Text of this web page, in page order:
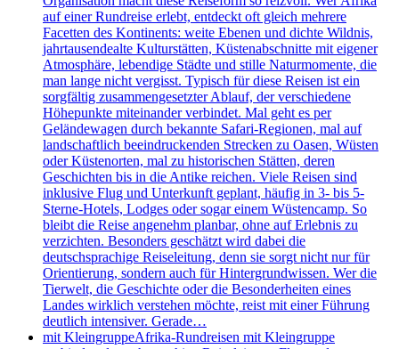
auf einer Rundreise erlebt, entdeckt oft gleich mehrere
Facetten des Kontinents: weite Ebenen und dichte Wildnis,
jahrtausendealte Kulturstätten, Küstenabschnitte mit eigener
Atmosphäre, lebendige Städte und stille Naturmomente, die
man lange nicht vergisst. Typisch für diese Reisen ist ein
sorgfältig zusammengesetzter Ablauf, der verschiedene
Höhepunkte miteinander verbindet. Mal geht es per
Geländewagen durch bekannte Safari-Regionen, mal auf
landschaftlich beeindruckenden Strecken zu Oasen, Wüsten
oder Küstenorten, mal zu historischen Stätten, deren
Geschichten bis in die Antike reichen. Viele Reisen sind
inklusive Flug und Unterkunft geplant, häufig in 3- bis 5-
Sterne-Hotels, Lodges oder sogar einem Wüstencamp. So
bleibt die Reise angenehm planbar, ohne auf Erlebnis zu
verzichten. Besonders geschätzt wird dabei die
deutschsprachige Reiseleitung, denn sie sorgt nicht nur für
Orientierung, sondern auch für Hintergrundwissen. Wer die
Tierwelt, die Geschichte oder die Besonderheiten eines
Landes wirklich verstehen möchte, reist mit einer Führung
deutlich intensiver. Gerade…
mit KleingruppeAfrika-Rundreisen mit Kleingruppe